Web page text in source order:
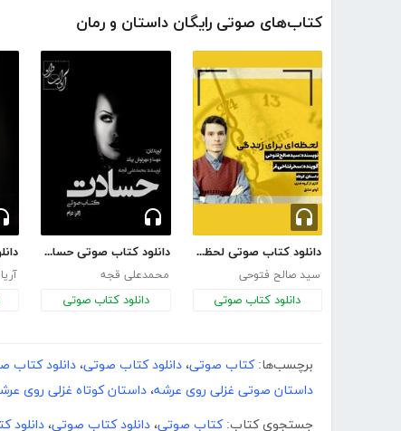
کتاب‌های صوتی رایگان داستان و رمان
دانلود کتاب صوتی لحظه‌ای برای زندگی
سید صالح فتوحی
دانلود کتاب صوتی
دانلود کتاب صوتی حسادت
محمدعلی قجه
دانلود کتاب صوتی
برچسب‌ها: کتاب صوتی، دانلود کتاب صوتی، دانلود کتاب
داستان صوتی غزلی روی عرشه، داستان کوتاه غزلی روی
جستجوی کتاب: کتاب صوتی، دانلود کتاب صوتی، دانلود